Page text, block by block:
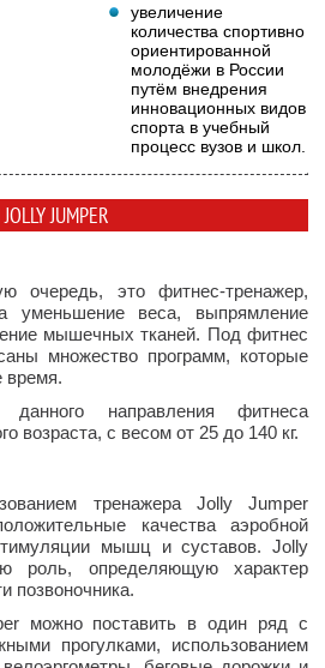
увеличение
количества спортивно
ориентированной
молодёжи в России
путём внедрения
инновационных видов
спорта в учебный
процесс вузов и школ.
JUMPER
очередь, это фитнес-тренажер,
уменьшение веса, выпрямление
мышечных тканей. Под фитнес
множество программ, которые
время.
данного направления фитнеса
возраста, с весом от 25 до 140 кг.
тренажера Jolly Jumper
качества аэробной
мышц и суставов. Jolly
роль, определяющую характер
позвоночника.
можно поставить в один ряд с
прогулками, использованием